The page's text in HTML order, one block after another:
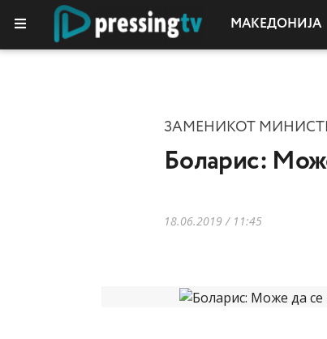
МАКЕДОНИЈА
ЗАМЕНИКОТ
Боларис:
18.06.2019 / 11:45